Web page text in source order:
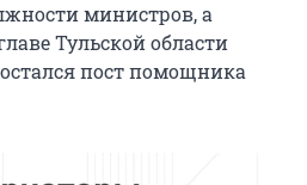
министров, а
Тульской области
пост помощника